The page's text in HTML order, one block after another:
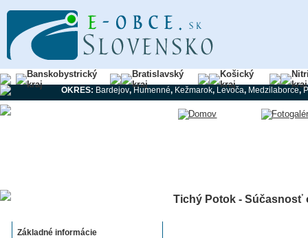
Banskobystrický
kraj
Bratislavský
kraj
Košický
kraj
kraj
OKRES: Bardejov,Humenné, Kežmarok, Levoča, Medzilaborce,
Základné informácie
Tichý Potok - Súčasnosť